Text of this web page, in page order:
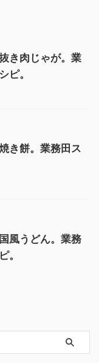
き肉じゃが。業
ピ。
き餅。業務田ス
風うどん。業務
。